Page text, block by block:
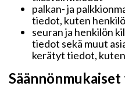
palkan- ja
tiedot, kuten
seuran ja henkilön
tiedot sekä muut
kerätyt tiedot,